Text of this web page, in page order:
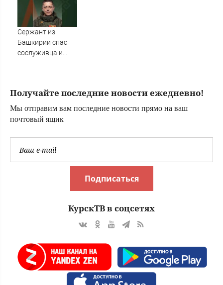
Сержант из
Башкирии спас
сослуживца и
Получайте последние новости ежедневно!
Мы отправим вам последние новости прямо на ваш
почтовый ящик
Подписаться
КурскТВ в соцсетях